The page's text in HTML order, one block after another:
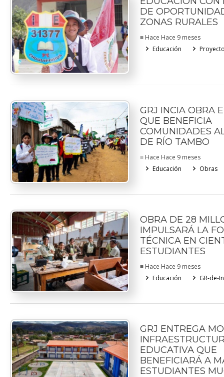
DE
ZONAS RURALES
≡ Hace Hace 9 meses
Educación
GRJ INCIA OBRA
QUE BENEFICIA
COMUNIDADES
DE RÍO TAMBO
≡ Hace Hace 9 meses
Educación
Obras
OBRA DE 28
IMPULSARÁ LA
TÉCNICA EN
ESTUDIANTES
≡ Hace Hace 9 meses
Educación
GR-de-
GRJ ENTREGA
EDUCATIVA QUE
BENEFICIARÁ A
ESTUDIANTES